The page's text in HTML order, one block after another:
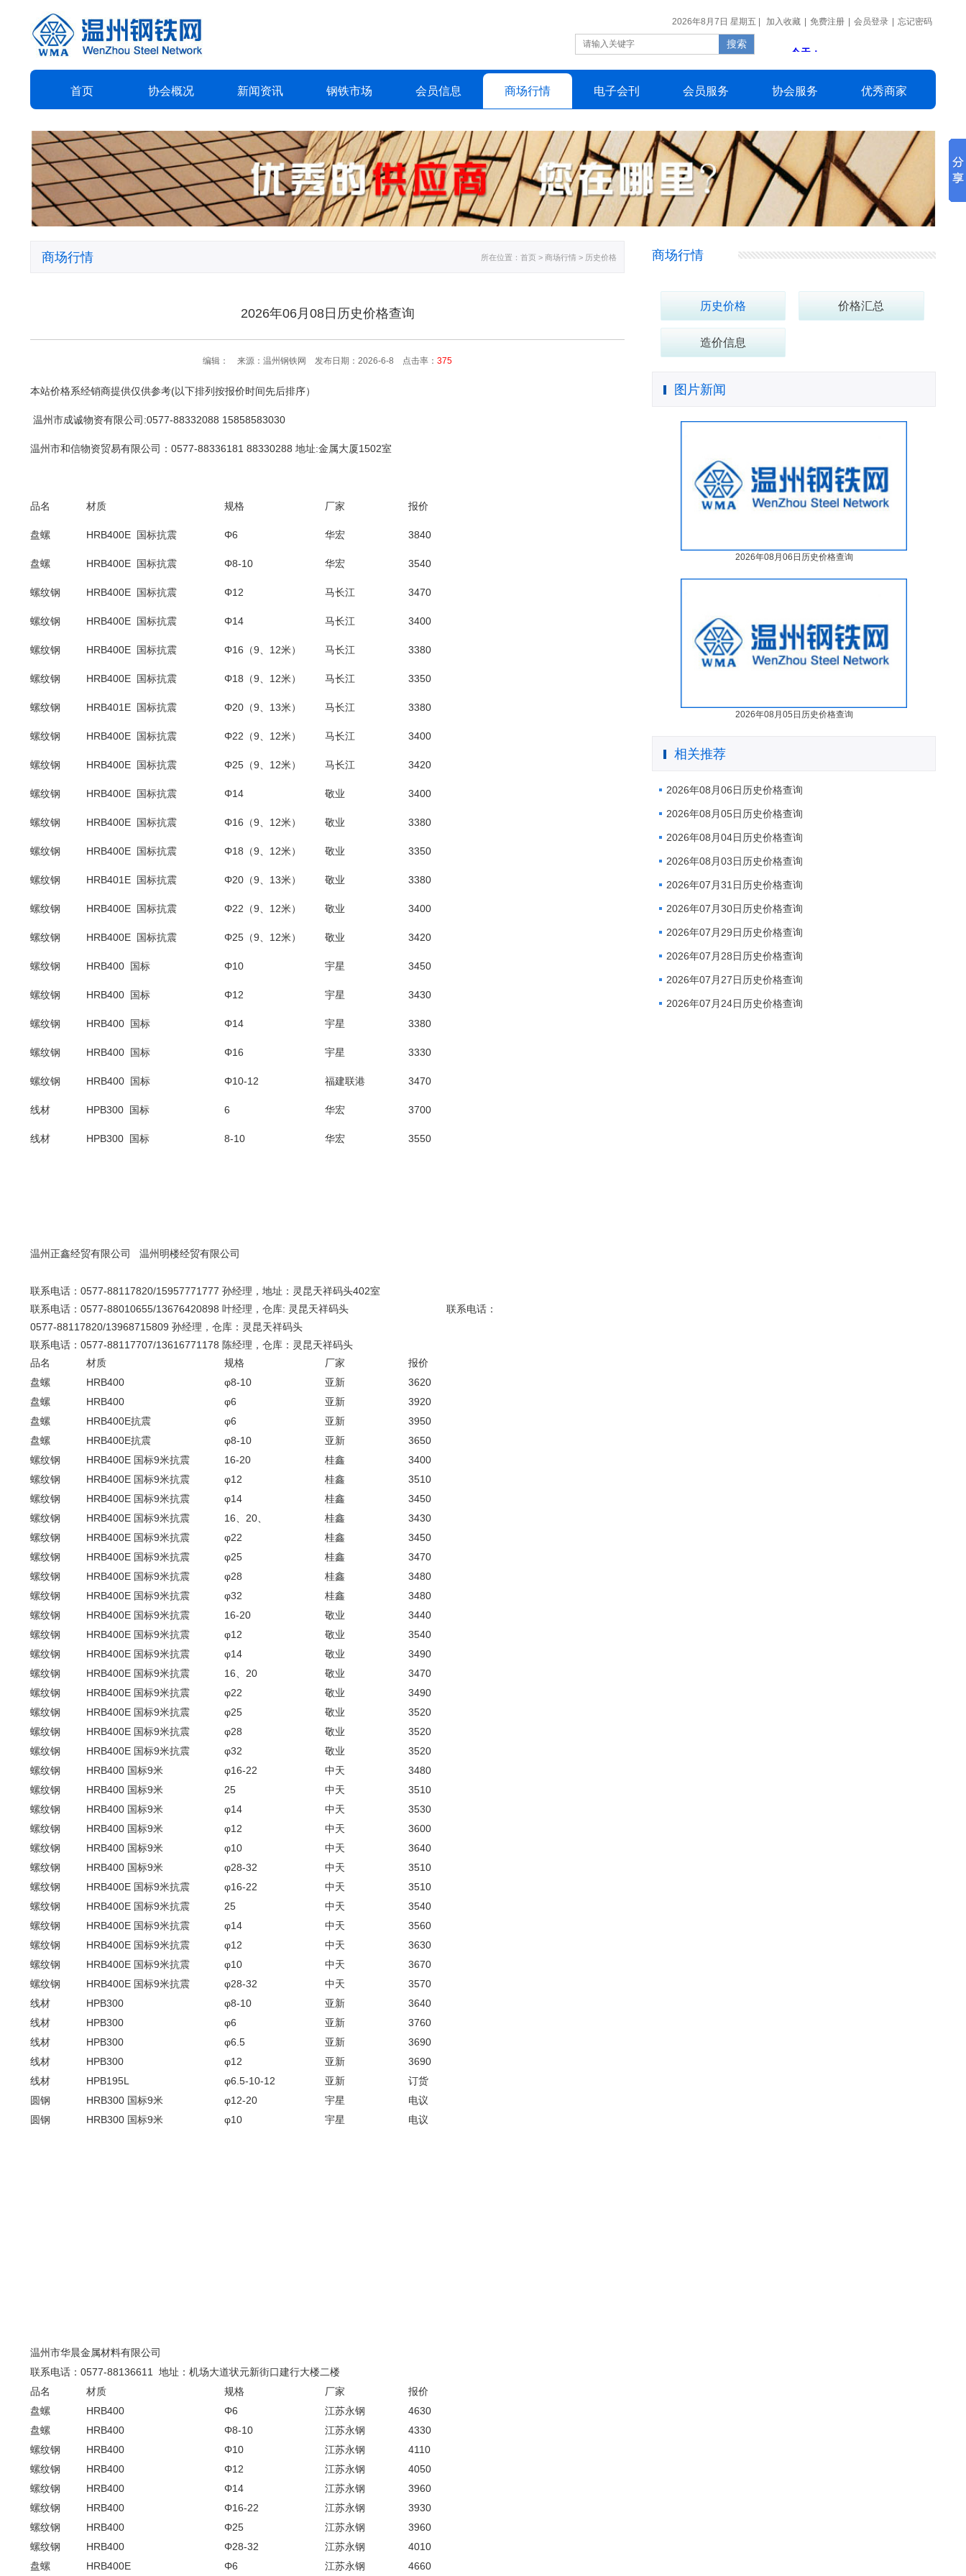
2026年8月7日 星期五 | 加入收藏 | 免费注册 | 会员登录 | 忘记密码
首页 协会概况 新闻资讯 钢铁市场 会员信息 商场行情 电子会刊 会员服务 协会服务 优秀商家
所在位置：首页 > 商场行情 > 历史价格
商场行情
2026年06月08日历史价格查询
编辑： 来源：温州钢铁网 发布日期：2026-6-8 点击率：375
本站价格系经销商提供仅供参考(以下排列按报价时间先后排序）
温州市成诚物资有限公司 :0577-88332088 15858583030
温州市和信物资贸易有限公司：0577-88336181 88330288 地址:金属大厦1502室
品名 材质 规格 厂家 报价
盘螺 HRB400E 国标抗震 Φ6 华宏 3840
盘螺 HRB400E 国标抗震 Φ8-10 华宏 3540
螺纹钢 HRB400E 国标抗震 Φ12 马长江 3470
螺纹钢 HRB400E 国标抗震 Φ14 马长江 3400
螺纹钢 HRB400E 国标抗震 Φ16（9、12米） 马长江 3380
螺纹钢 HRB400E 国标抗震 Φ18 （9 12米） 马长江 3350
螺纹钢 HRB401E 国标抗震 Φ20 （9 13米） 马长江 3380
螺纹钢 HRB400E 国标抗震 Φ22（9、12米） 马长江 3400
螺纹钢 HRB400E 国标抗震 Φ25（9、12米） 马长江 3420
螺纹钢 HRB400E 国标抗震 Φ14 敬业 3400
螺纹钢 HRB400E 国标抗震 Φ16（9、12米） 敬业 3380
螺纹钢 HRB400E 国标抗震 Φ18 （9 12米） 敬业 3350
螺纹钢 HRB401E 国标抗震 Φ20 （9 13米） 敬业 3380
螺纹钢 HRB400E 国标抗震 Φ22（9、12米） 敬业 3400
螺纹钢 HRB400E 国标抗震 Φ25（9、12米） 敬业 3420
螺纹钢 HRB400 国标 Φ10 宇星 3450
螺纹钢 HRB400 国标 Φ12 宇星 3430
螺纹钢 HRB400 国标 Φ14 宇星 3380
螺纹钢 HRB400 国标 Φ16 宇星 3330
螺纹钢 HRB400 国标 Φ10-12 福建联港 3470
线材 HPB300 国标 6 华宏 3700
线材 HPB300 国标 8-10 华宏 3550
温州正鑫经贸有限公司 温州明楼经贸有限公司
联系电话：0577-88117820/15957771777 孙经理，地址：灵昆天祥码头402室
联系电话：0577-88010655/13676420898 叶经理，仓库: 灵昆天祥码头 联系电话：
0577-88117820/13968715809 孙经理，仓库：灵昆天祥码头
联系电话：0577-88117707/13616771178 陈经理，仓库：灵昆天祥码头
品名
材质 规格 厂家
报价
盘螺
HRB400 φ8-10 亚新
3620
盘螺
HRB400 φ6 亚新
3920
盘螺
HRB400E抗震 φ6 亚新
3950
盘螺
HRB400E抗震 φ8-10 亚新
3650
螺纹钢
HRB400E 国标9米抗震 16-20 桂鑫
3400
螺纹钢
HRB400E 国标9米抗震 φ12 桂鑫
3510
螺纹钢
HRB400E 国标9米抗震 φ14 桂鑫
3450
螺纹钢
HRB400E 国标9米抗震 16、20、 桂鑫
3430
螺纹钢
HRB400E 国标9米抗震 φ22 桂鑫
3450
螺纹钢
HRB400E 国标9米抗震 φ25 桂鑫
3470
螺纹钢
HRB400E 国标9米抗震 φ28 桂鑫
3480
螺纹钢
HRB400E 国标9米抗震 φ32 桂鑫
3480
螺纹钢
HRB400E 国标9米抗震 16-20 敬业
3440
螺纹钢
HRB400E 国标9米抗震 φ12 敬业
3540
螺纹钢
HRB400E 国标9米抗震 φ14 敬业
3490
螺纹钢
HRB400E 国标9米抗震 16、20 敬业
3470
螺纹钢
HRB400E 国标9米抗震 φ22 敬业
3490
螺纹钢
HRB400E 国标9米抗震 φ25 敬业
3520
螺纹钢
HRB400E 国标9米抗震 φ28 敬业
3520
螺纹钢
HRB400E 国标9米抗震 φ32 敬业
3520
螺纹钢
HRB400 国标9米 φ16-22 中天
3480
螺纹钢
HRB400 国标9米 25 中天
3510
螺纹钢
HRB400 国标9米 φ14 中天
3530
螺纹钢
HRB400 国标9米 φ12 中天
3600
螺纹钢
HRB400 国标9米 φ10 中天
3640
螺纹钢
HRB400 国标9米 φ28-32 中天
3510
螺纹钢
HRB400E 国标9米抗震 φ16-22 中天
3510
螺纹钢
HRB400E 国标9米抗震 25 中天
3540
螺纹钢
HRB400E 国标9米抗震 φ14 中天
3560
螺纹钢
HRB400E 国标9米抗震 φ12 中天
3630
螺纹钢
HRB400E 国标9米抗震 φ10 中天
3670
螺纹钢
HRB400E 国标9米抗震 φ28-32 中天
3570
线材
HPB300 φ8-10 亚新
3640
线材
HPB300 φ6 亚新
3760
线材
HPB300 φ6.5 亚新
3690
线材
HPB300 φ12 亚新
3690
线材
HPB195L φ6.5-10-12 亚新
订货
圆钢
HRB300 国标9米 φ12-20 宇星
电议
圆钢
HRB300 国标9米 φ10 宇星 电议
温州市华晨金属材料有限公司
联系电话： 0577-88136611 地址：机场大道状元新街口建行大楼二楼
品名
材质 规格 厂家
报价
盘螺
HRB400 Φ6 江苏永钢
4630
盘螺
HRB400 Φ8-10 江苏永钢
4330
螺纹钢
HRB400 Φ10 江苏永钢
4110
螺纹钢
HRB400 Φ12 江苏永钢
4050
螺纹钢
HRB400 Φ14 江苏永钢
3960
螺纹钢
HRB400 Φ16-22 江苏永钢
3930
螺纹钢
HRB400 Φ25 江苏永钢
3960
螺纹钢
HRB400 Φ28-32 江苏永钢
4010
盘螺
HRB400E Φ6 江苏永钢 4660
商场行情
历史价格 价格汇总
造价信息
图片新闻
2026年08月06日历史价格查询
2026年08月05日历史价格查询
相关推荐
2026年08月06日历史价格查询
2026年08月05日历史价格查询
2026年08月04日历史价格查询
2026年08月03日历史价格查询
2026年07月31日历史价格查询
2026年07月30日历史价格查询
2026年07月29日历史价格查询
2026年07月28日历史价格查询
2026年07月27日历史价格查询
2026年07月24日历史价格查询